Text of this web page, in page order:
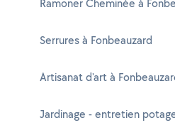
Ramoner Cheminée à
Serrures à Fonbeauzard
Artisanat d'art à
Jardinage - entretien